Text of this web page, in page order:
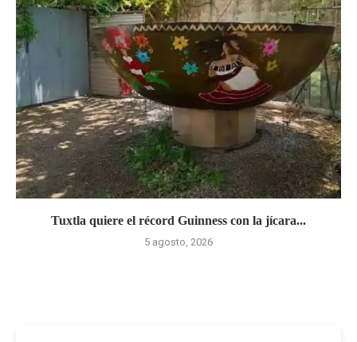
Tuxtla quiere el récord Guinness con la jícara...
5 agosto, 2026